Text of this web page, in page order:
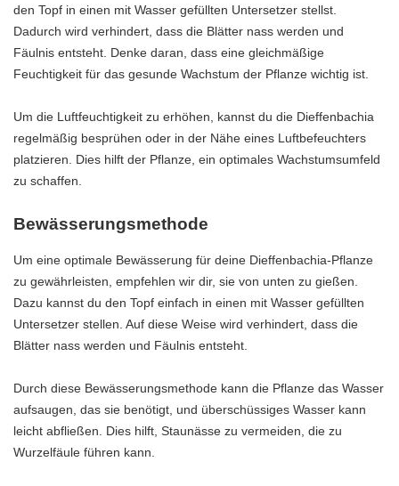
den Topf in einen mit Wasser gefüllten Untersetzer stellst.
Dadurch wird verhindert, dass die Blätter nass werden und
Fäulnis entsteht. Denke daran, dass eine gleichmäßige
Feuchtigkeit für das gesunde Wachstum der Pflanze wichtig ist.
Um die Luftfeuchtigkeit zu erhöhen, kannst du die Dieffenbachia
regelmäßig besprühen oder in der Nähe eines Luftbefeuchters
platzieren. Dies hilft der Pflanze, ein optimales Wachstumsumfeld
zu schaffen.
Bewässerungsmethode
Um eine optimale Bewässerung für deine Dieffenbachia-Pflanze
zu gewährleisten, empfehlen wir dir, sie von unten zu gießen.
Dazu kannst du den Topf einfach in einen mit Wasser gefüllten
Untersetzer stellen. Auf diese Weise wird verhindert, dass die
Blätter nass werden und Fäulnis entsteht.
Durch diese Bewässerungsmethode kann die Pflanze das Wasser
aufsaugen, das sie benötigt, und überschüssiges Wasser kann
leicht abfließen. Dies hilft, Staunässe zu vermeiden, die zu
Wurzelfäule führen kann.